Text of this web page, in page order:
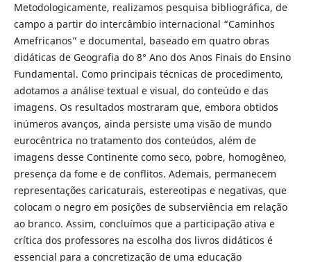
Metodologicamente, realizamos pesquisa bibliográfica, de
campo a partir do intercâmbio internacional “Caminhos
Amefricanos” e documental, baseado em quatro obras
didáticas de Geografia do 8° Ano dos Anos Finais do Ensino
Fundamental. Como principais técnicas de procedimento,
adotamos a análise textual e visual, do conteúdo e das
imagens. Os resultados mostraram que, embora obtidos
inúmeros avanços, ainda persiste uma visão de mundo
eurocêntrica no tratamento dos conteúdos, além de
imagens desse Continente como seco, pobre, homogêneo,
presença da fome e de conflitos. Ademais, permanecem
representações caricaturais, estereotipas e negativas, que
colocam o negro em posições de subserviência em relação
ao branco. Assim, concluímos que a participação ativa e
crítica dos professores na escolha dos livros didáticos é
essencial para a concretização de uma educação